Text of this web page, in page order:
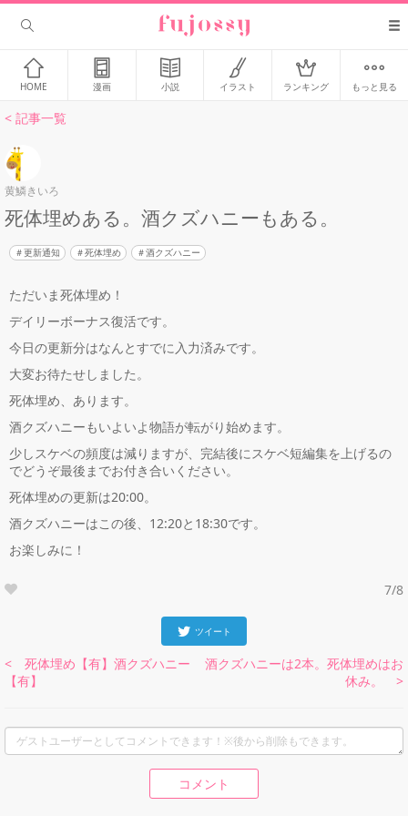
HOME 漫画 小説 イラスト ランキング もっと見る
< 記事一覧
黄鱗きいろ
死体埋めある。酒クズハニーもある。
更新通知 死体埋め 酒クズハニー
ただいま死体埋め！
デイリーボーナス復活です。
今日の更新分はなんとすでに入力済みです。
大変お待たせしました。
死体埋め、あります。
酒クズハニーもいよいよ物語が転がり始めます。
少しスケベの頻度は減りますが、完結後にスケベ短編集を上げるの
でどうぞ最後までお付き合いください。
死体埋めの更新は20:00。
酒クズハニーはこの後、12:20と18:30です。
お楽しみに！
7/8
ツイート
< 死体埋め【有】酒クズハニー
【有】
酒クズハニーは2本。死体埋めはお
休み。 >
コメント